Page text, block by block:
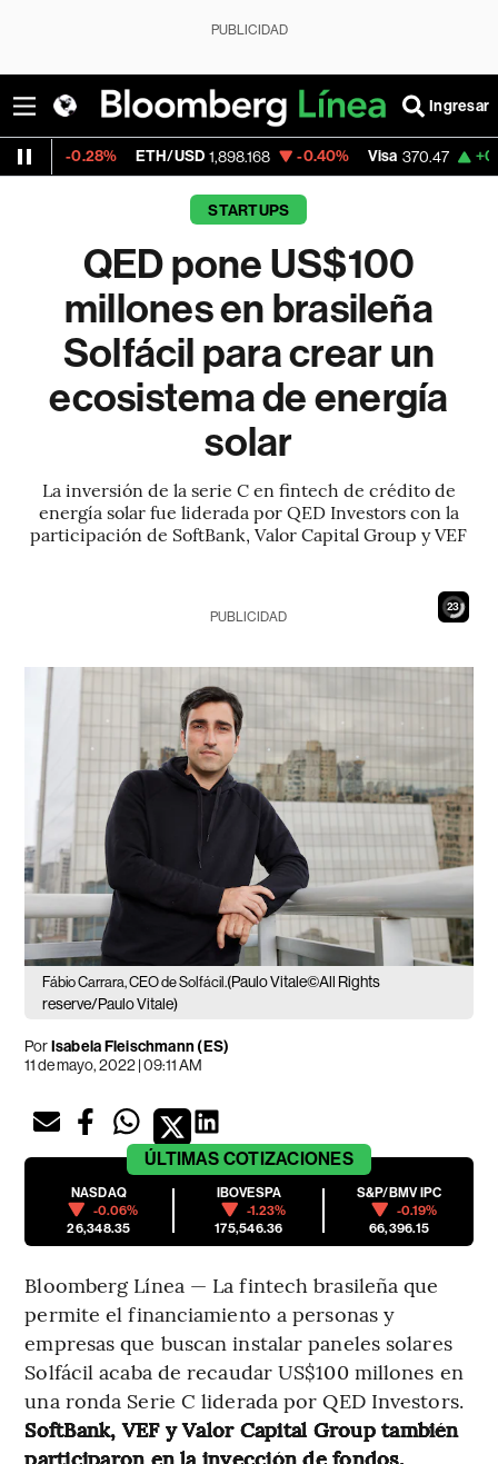
PUBLICIDAD
Ingresar
ETH/USD 1,898.168 -0.40% Visa 370.47 +0.52%
STARTUPS
QED pone US$100
millones en brasileña
Solfácil para crear un
ecosistema de energía
solar
La inversión de la serie C en fintech de crédito de
energía solar fue liderada por QED Investors con la
participación de SoftBank, Valor Capital Group y VEF
22
PUBLICIDAD
Fábio Carrara, CEO de Solfácil.(Paulo Vitale©All Rights
reserve/Paulo Vitale)
PorIsabela Fleischmann (ES)
11 de mayo, 2022 | 09:11 AM
ÚLTIMAS COTIZACIONES
NASDAQ
-0.06%
26,348.35
IBOVESPA
-1.23%
175,546.36
S&P/BMV IPC
-0.19%
66,396.15
Bloomberg Línea — La fintech brasileña que
permite el financiamiento a personas y
empresas que buscan instalar paneles solares
Solfácil acaba de recaudar US$100 millones en
una ronda Serie C liderada por QED Investors.
SoftBank, VEF y Valor Capital Group también
participaron en la inyección de fondos.